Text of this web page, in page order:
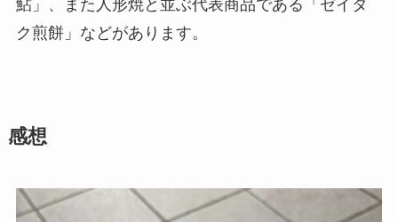
鮎」、また人形焼と並ぶ代表商品である「ゼイタ
ク煎餅」などがあります。
感想